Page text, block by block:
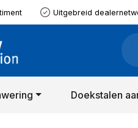
Uitgebreid
Doekstalen